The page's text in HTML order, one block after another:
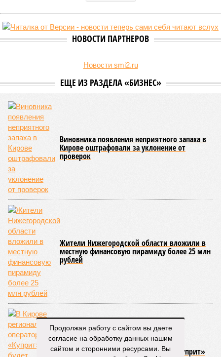
НОВОСТИ ПАРТНЕРОВ
Новости smi2.ru
ЕЩЕ ИЗ РАЗДЕЛА «БИЗНЕС»
Виновника появления неприятного запаха в
Кирове оштрафовали за уклонение от
проверок
Жители Нижегородской области вложили в
местную финансовую пирамиду более 25 млн
рублей
В Кирове региональный оператор «Куприт»
Продолжая работу с сайтом вы даете
согласие на обработку данных нашим
сайтом и сторонними ресурсами. Вы